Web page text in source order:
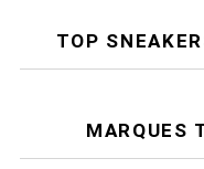
TOP
MARQUES